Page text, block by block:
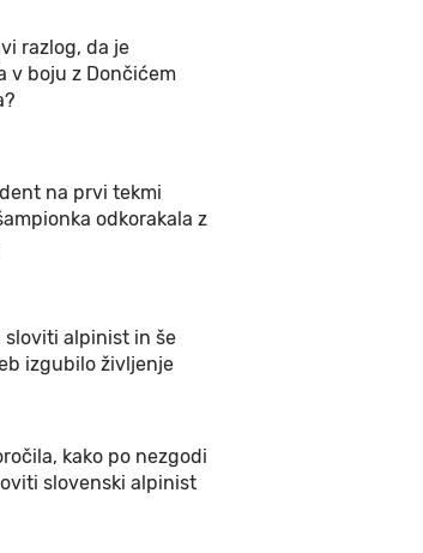
razlog, da je
v boju z Dončićem
na prvi tekmi
odkorakala z
sloviti alpinist in še
izgubilo življenje
kako po nezgodi
slovenski alpinist